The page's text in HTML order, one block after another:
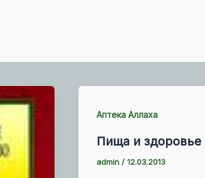
Аптека Аллаха
Пища и здоровье
admin /12.03.2013